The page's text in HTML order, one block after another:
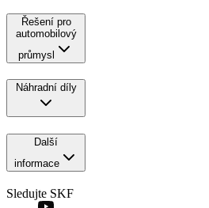
Řešení pro
automobilový
průmysl
Náhradní díly
Další
informace
Sledujte SKF